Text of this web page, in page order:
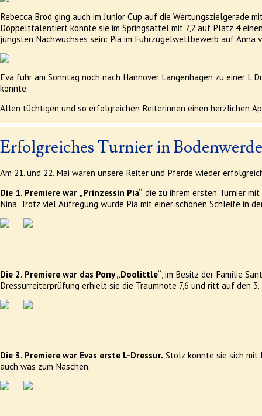
Rebecca Brod ging auch im Junior Cup auf die Wertungszielgerade
Doppelttalentiert konnte sie im Springsattel mit 7,2 auf Platz 4
jüngsten Nachwuchses sein: Pia im Führzügelwettbewerb auf
Eva fuhr am Sonntag noch nach Hannover Langenhagen zu einer L
konnte.
Allen tüchtigen und so erfolgreichen Reiterinnen einen herzlichen
Erfolgreiches Turnier in
Am 21. und 22. Mai waren unsere Reiter und Pferde wieder
Die 1. Premiere war „Prinzessin Pia“ die zu ihrem ersten Turnier
Nina. Trotz viel Aufregung wurde Pia mit einer schönen Schleife in
Die 2. Premiere war das Pony „Doolittle“ , im Besitz der Familie
Dressurreiterprüfung erhielt sie die Traumnote 7,6 und ritt auf den
Die 3. Premiere war Evas erste L-Dressur. Stolz konnte sie sich mit
auch was zum Naschen.